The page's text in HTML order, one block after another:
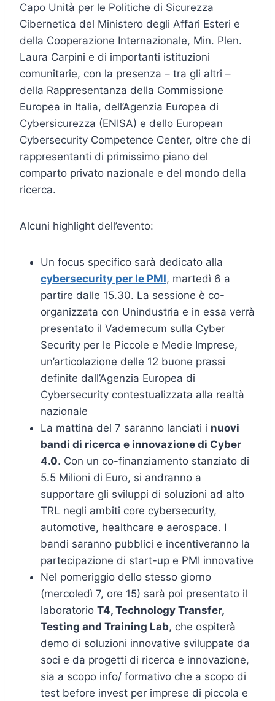
Capo Unità per le Politiche di Sicurezza
Cibernetica del Ministero degli Affari Esteri e
della Cooperazione Internazionale, Min. Plen.
Laura Carpini e di importanti istituzioni
comunitarie, con la presenza – tra gli altri –
della Rappresentanza della Commissione
Europea in Italia, dell’Agenzia Europea di
Cybersicurezza (ENISA) e dello European
Cybersecurity Competence Center, oltre che di
rappresentanti di primissimo piano del
comparto privato nazionale e del mondo della
ricerca.
Alcuni highlight dell’evento:
Un focus specifico sarà dedicato alla
cybersecurity per le PMI, martedì 6 a
partire dalle 15.30. La sessione è co-
organizzata con Unindustria e in essa verrà
presentato il Vademecum sulla Cyber
Security per le Piccole e Medie Imprese,
un’articolazione delle 12 buone prassi
definite dall’Agenzia Europea di
Cybersecurity contestualizzata alla realtà
nazionale
La mattina del 7 saranno lanciati i nuovi
bandi di ricerca e innovazione di Cyber
4.0. Con un co-finanziamento stanziato di
5.5 Milioni di Euro, si andranno a
supportare gli sviluppi di soluzioni ad alto
TRL negli ambiti core cybersecurity,
automotive, healthcare e aerospace. I
bandi saranno pubblici e incentiveranno la
partecipazione di start-up e PMI innovative
Nel pomeriggio dello stesso giorno
(mercoledì 7, ore 15) sarà poi presentato il
laboratorio T4, Technology Transfer,
Testing and Training Lab, che ospiterà
demo di soluzioni innovative sviluppate da
soci e da progetti di ricerca e innovazione,
sia a scopo info/ formativo che a scopo di
test before invest per imprese di piccola e